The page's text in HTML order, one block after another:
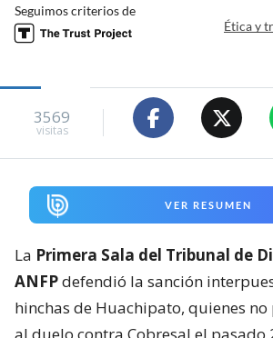
Seguimos criterios de
Ética y
3569
visitas
VER RESUMEN
La Primera Sala del Tribunal de
ANFPdefendió la sanción
hinchas de Huachipato, quienes
al duelo contra Cobresal el pasado